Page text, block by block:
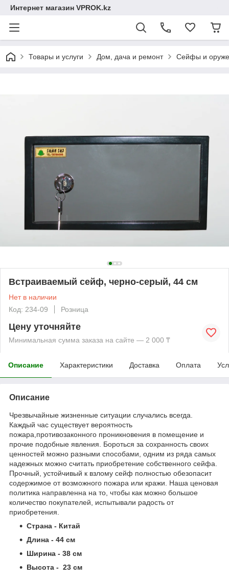
Интернет магазин VPROK.kz
Товары и услуги Дом, дача и ремонт Сейфы и
Встраиваемый сейф, черно-серый, 44 см
Нет в наличии
Код: 234-09
Розница
Цену уточняйте
Минимальная сумма заказа на сайте — 2 000 ₸
Описание Характеристики Доставка Оплата
Описание
Чрезвычайные жизненные ситуации случались всегда.
Каждый час существует вероятность
пожара,противозаконного проникновения в помещение и
прочие подобные явления. Бороться за сохранность своих
ценностей можно разными способами, одним из ряда самых
надежных можно считать приобретение собственного сейфа.
Прочный, устойчивый к взлому сейф полностью обезопасит
содержимое от возможного пожара или кражи. Наша ценовая
политика направленна на то, чтобы как можно большое
количество покупателей, испытывали радость от
приобретения.
Страна - Китай
Длина - 44 см
Ширина - 38 см
Высота - 23 см